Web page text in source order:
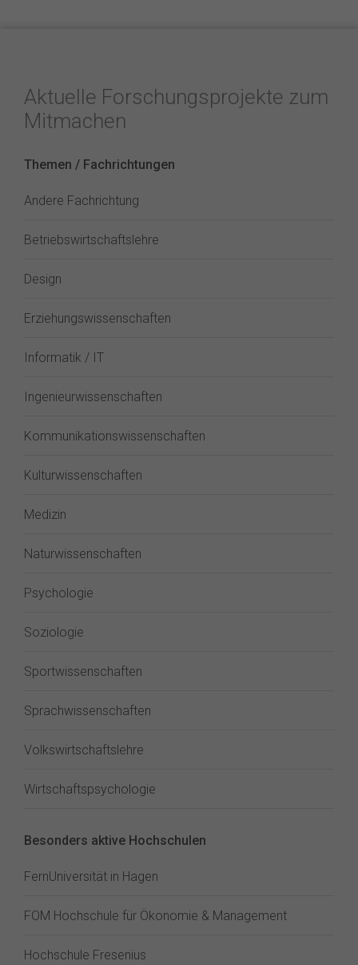
Aktuelle Forschungsprojekte zum
Mitmachen
Themen / Fachrichtungen
Andere Fachrichtung
Betriebswirtschaftslehre
Design
Erziehungswissenschaften
Informatik / IT
Ingenieurwissenschaften
Kommunikationswissenschaften
Kulturwissenschaften
Medizin
Naturwissenschaften
Psychologie
Soziologie
Sportwissenschaften
Sprachwissenschaften
Volkswirtschaftslehre
Wirtschaftspsychologie
Besonders aktive Hochschulen
FernUniversität in Hagen
FOM Hochschule für Ökonomie & Management
Hochschule Fresenius